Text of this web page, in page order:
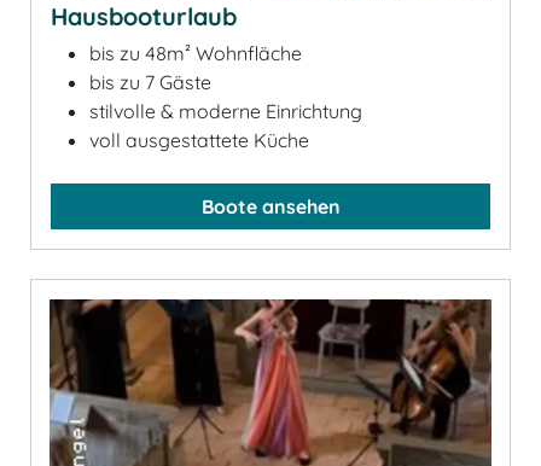
Hausbooturlaub
bis zu 48m² Wohnfläche
bis zu 7 Gäste
stilvolle & moderne Einrichtung
voll ausgestattete Küche
Boote ansehen